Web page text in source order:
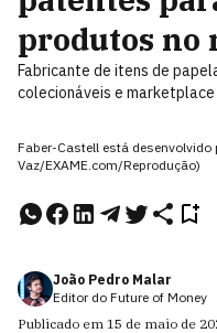
produtos no
Fabricante de itens de
colecionáveis e
Faber-Castell está
Vaz/EXAME.com/Reprodução)
João Pedro Malar
Editor do Future of Money
Publicado em 15 de maio de